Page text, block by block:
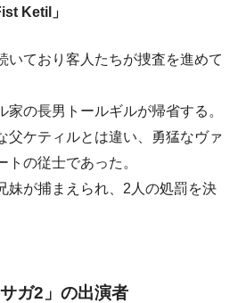
Ketil」
いており客人たちが捜査を進めて
家の長男トールギルが帰省する。
父ケティルとは違い、勇猛なヴァ
の従士であった。
妹が捕まえられ、2人の処罰を決
ガ2」の出演者